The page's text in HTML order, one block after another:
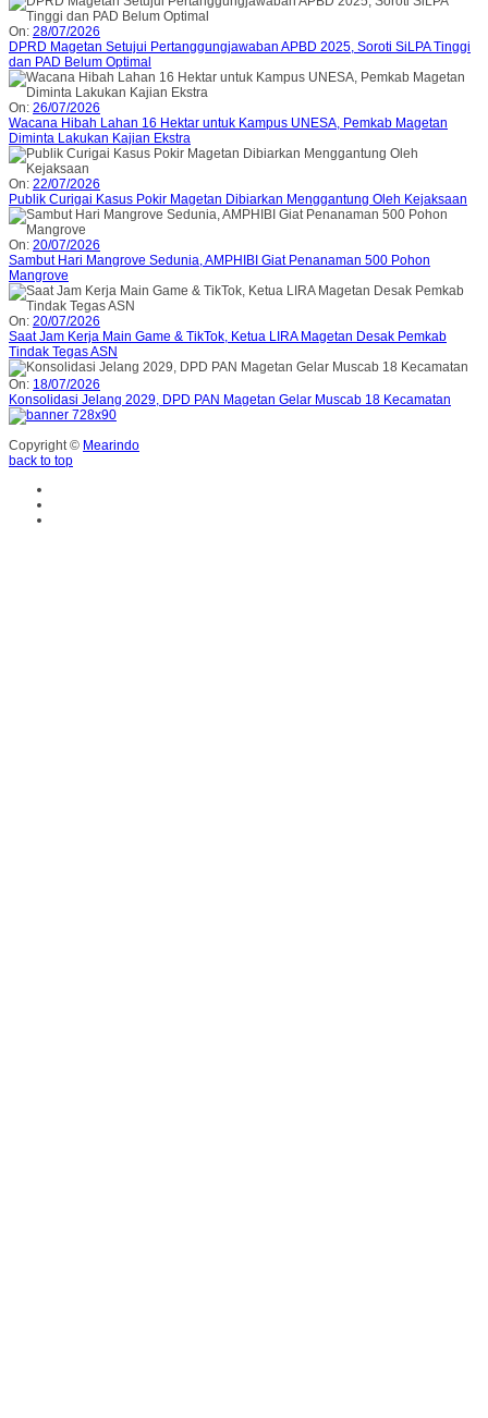
On: 28/07/2026
DPRD Magetan Setujui Pertanggungjawaban APBD 2025, Soroti SiLPA Tinggi
dan PAD Belum Optimal
On: 26/07/2026
Wacana Hibah Lahan 16 Hektar untuk Kampus UNESA, Pemkab Magetan
Diminta Lakukan Kajian Ekstra
On: 22/07/2026
Publik Curigai Kasus Pokir Magetan Dibiarkan Menggantung Oleh Kejaksaan
On: 20/07/2026
Sambut Hari Mangrove Sedunia, AMPHIBI Giat Penanaman 500 Pohon
Mangrove
On: 20/07/2026
Saat Jam Kerja Main Game & TikTok, Ketua LIRA Magetan Desak Pemkab
Tindak Tegas ASN
On: 18/07/2026
Konsolidasi Jelang 2029, DPD PAN Magetan Gelar Muscab 18 Kecamatan
Copyright © Mearindo
back to top